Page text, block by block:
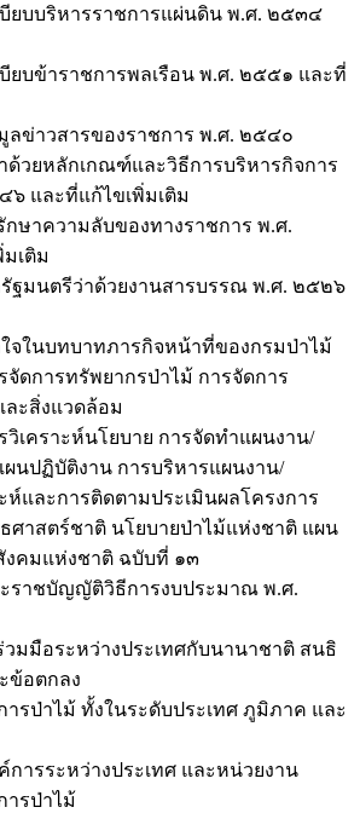
ยบบริหารราชการแผ่นดิน พ.ศ. ๒๕๓๔
ยบข้าราชการพลเรือน พ.ศ. ๒๕๕๑ และที่
ข่าวสารของราชการ พ.ศ. ๒๕๔๐
ด้วยหลักเกณฑ์และวิธีการบริหารกิจการ
๖ และที่แก้ไขเพิ่มเติม
กษาความลับของทางราชการ พ.ศ.
เติม
รัฐมนตรีว่าด้วยงานสารบรรณ พ.ศ. ๒๕๒๖
จในบทบาทภารกิจหน้าที่ของกรมป่าไม้
จัดการทรัพยากรป่าไม้ การจัดการ
ะสิ่งแวดล้อม
วิเคราะห์นโยบาย การจัดทำแผนงาน/
นปฏิบัติงาน การบริหารแผนงาน/
ห์และการติดตามประเมินผลโครงการ
ศาสตร์ชาติ นโยบายป่าไม้แห่งชาติ แผน
คมแห่งชาติ ฉบับที่ ๑๓
ราชบัญญัติวิธีการงบประมาณ พ.ศ.
มมือระหว่างประเทศกับนานาชาติ สนธิ
อตกลง
ารป่าไม้ ทั้งในระดับประเทศ ภูมิภาค และ
การระหว่างประเทศ และหน่วยงาน
ารป่าไม้